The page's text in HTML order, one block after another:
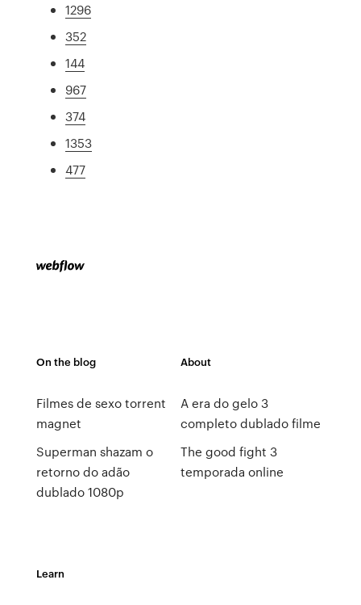
1296
352
144
967
374
1353
477
On the blog
Filmes de sexo torrent
magnet
Superman shazam o
retorno do adão
dublado 1080p
About
A era do gelo 3
completo dublado filme
The good fight 3
temporada online
Learn